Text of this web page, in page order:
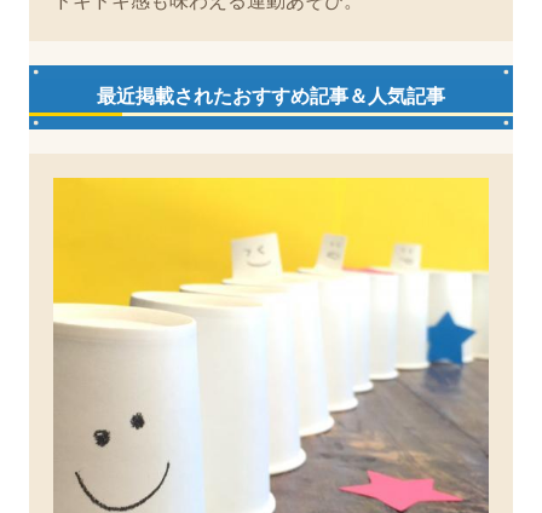
最近掲載されたおすすめ記事＆人気記事